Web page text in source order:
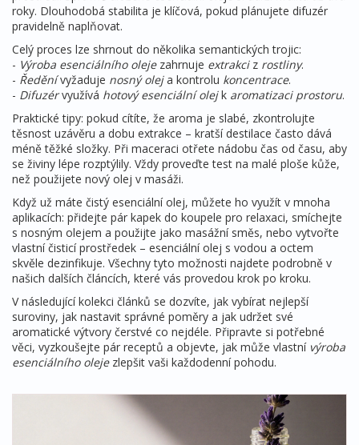
roky. Dlouhodobá stabilita je klíčová, pokud plánujete difuzér
pravidelně naplňovat.
Celý proces lze shrnout do několika semantických trojic:
- Výroba esenciálního olejezahrnuje extrakciz rostliny.
- Ředěnívyžaduje nosný oleja kontrolu koncentrace.
- Difuzérvyužívá hotový esenciální olejk aromatizaci prostoru.
Praktické tipy: pokud cítíte, že aroma je slabé, zkontrolujte
těsnost uzávěru a dobu extrakce – kratší destilace často dává
méně těžké složky. Při maceraci otřete nádobu čas od času, aby
se živiny lépe rozptýlily. Vždy proveďte test na malé ploše kůže,
než použijete nový olej v masáži.
Když už máte čistý esenciální olej, můžete ho využít v mnoha
aplikacích: přidejte pár kapek do koupele pro relaxaci, smíchejte
s nosným olejem a použijte jako masážní směs, nebo vytvořte
vlastní čisticí prostředek – esenciální olej s vodou a octem
skvěle dezinfikuje. Všechny tyto možnosti najdete podrobně v
našich dalších článcích, které vás provedou krok po kroku.
V následující kolekci článků se dozvíte, jak vybírat nejlepší
suroviny, jak nastavit správné poměry a jak udržet své
aromatické výtvory čerstvé co nejdéle. Připravte si potřebné
věci, vyzkoušejte pár receptů a objevte, jak může vlastní výroba
esenciálního olejezlepšit vaši každodenní pohodu.